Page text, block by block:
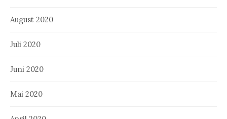
August 2020
Juli 2020
Juni 2020
Mai 2020